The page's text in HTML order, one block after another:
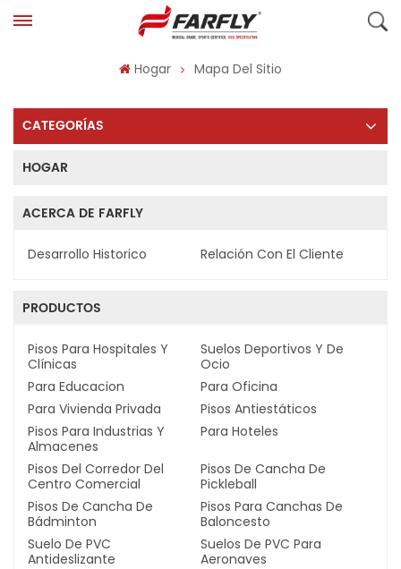
Hogar Mapa Del Sitio
CATEGORÍAS
HOGAR
ACERCA DE FARFLY
Desarrollo Historico Relación Con El Cliente
PRODUCTOS
Pisos Para Hospitales Y
Clínicas
Suelos Deportivos Y De
Ocio
Para Educacion
Para Oficina
Para Vivienda Privada
Pisos Antiestáticos
Pisos Para Industrias Y
Almacenes
Para Hoteles
Pisos Del Corredor Del
Centro Comercial
Pisos De Cancha De
Pickleball
Pisos De Cancha De
Bádminton
Pisos Para Canchas De
Baloncesto
Suelo De PVC
Antideslizante
Suelos De PVC Para
Aeronaves